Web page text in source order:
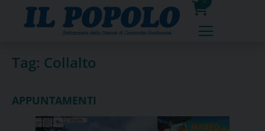
0
prodotti
Tag: Collalto
APPUNTAMENTI